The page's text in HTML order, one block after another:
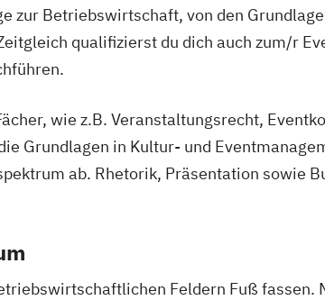
zur Betriebswirtschaft, von den
qualifizierst du dich auch zum/r
wie z.B. Veranstaltungsrecht,
Grundlagen in Kultur- und
ab. Rhetorik, Präsentation sowie
Feldern Fuß fassen.